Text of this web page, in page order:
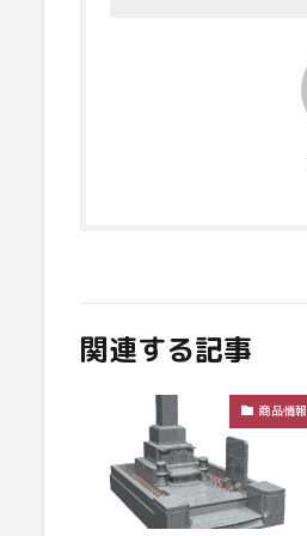
関連する記事
商品情報